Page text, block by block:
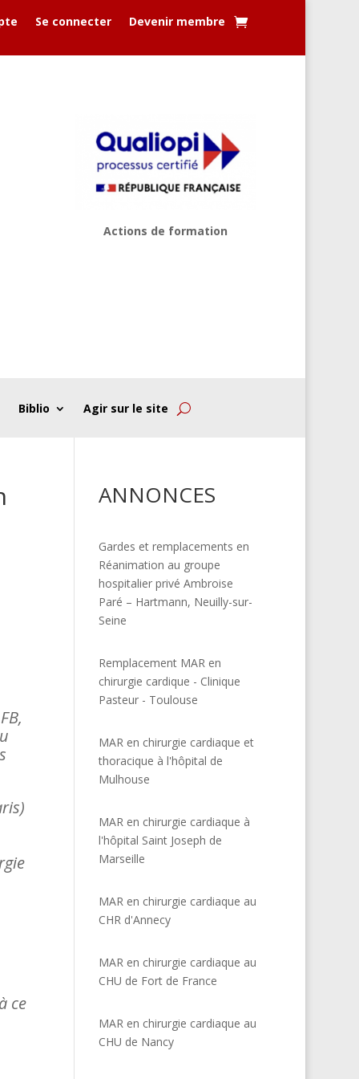
Se connecter Devenir membre
Actions de formation
Biblio Agir sur le site
ce
ANNONCES
Gardes et remplacements en
Réanimation au groupe
hospitalier privé Ambroise
Paré – Hartmann, Neuilly-sur-
Seine
Remplacement MAR en
chirurgie cardique - Clinique
Pasteur - Toulouse
MAR en chirurgie cardiaque et
thoracique à l'hôpital de
Mulhouse
MAR en chirurgie cardiaque à
l'hôpital Saint Joseph de
Marseille
MAR en chirurgie cardiaque au
CHR d'Annecy
MAR en chirurgie cardiaque au
CHU de Fort de France
MAR en chirurgie cardiaque au
CHU de Nancy